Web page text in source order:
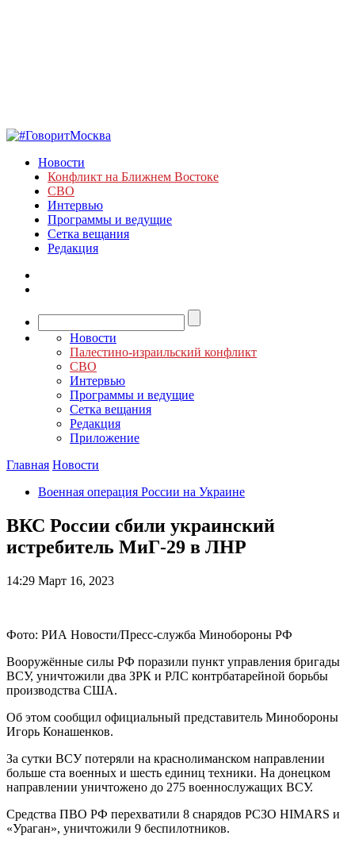
Новости
Конфликт на Ближнем Востоке
СВО
Интервью
Программы и ведущие
Сетка вещания
Редакция
Новости
Палестино-израильский конфликт
СВО
Интервью
Программы и ведущие
Сетка вещания
Редакция
Приложение
Главная Новости
Военная операция России на Украине
ВКС России сбили украинский
истребитель МиГ-29 в ЛНР
14:29 Март 16, 2023
Фото: РИА Новости/Пресс-служба Минобороны РФ
Вооружённые силы РФ поразили пункт управления бригады
ВСУ, уничтожили два ЗРК и РЛС контрбатарейной борьбы
производства США.
Об этом сообщил официальный представитель Минобороны
Игорь Конашенков.
За сутки ВСУ потеряли на краснолиманском направлении
больше ста военных и шесть единиц техники. На донецком
направлении уничтожено до 275 военнослужащих ВСУ.
Средства ПВО РФ перехватили 8 снарядов РСЗО HIMARS и
«Ураган», уничтожили 9 беспилотников.